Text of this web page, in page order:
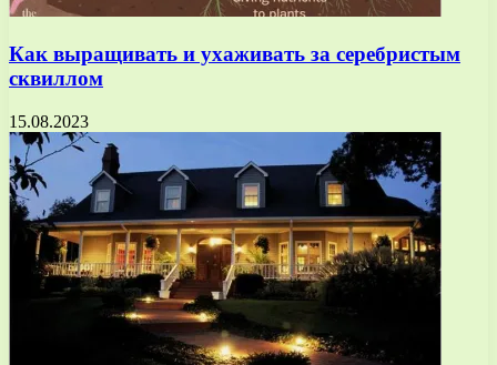
Как выращивать и ухаживать за серебристым
сквиллом
15.08.2023